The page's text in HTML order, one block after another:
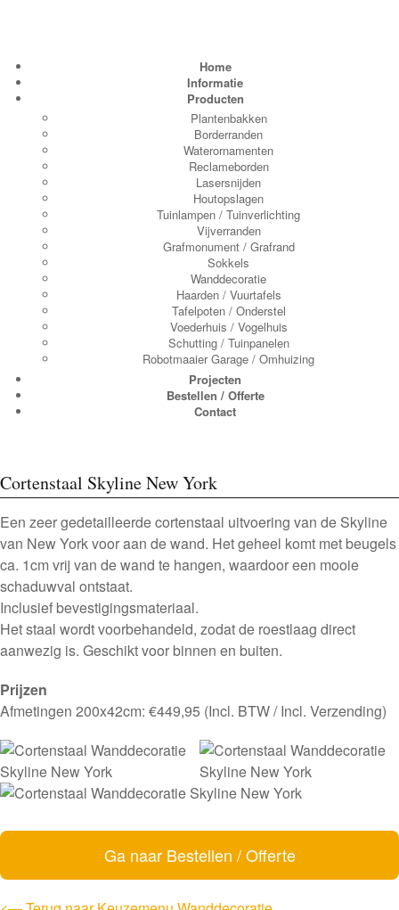
Home
Informatie
Producten
Plantenbakken
Borderranden
Waterornamenten
Reclameborden
Lasersnijden
Houtopslagen
Tuinlampen / Tuinverlichting
Vijverranden
Grafmonument / Grafrand
Sokkels
Wanddecoratie
Haarden / Vuurtafels
Tafelpoten / Onderstel
Voederhuis / Vogelhuis
Schutting / Tuinpanelen
Robotmaaier Garage / Omhuizing
Projecten
Bestellen / Offerte
Contact
Cortenstaal Skyline New York
Een zeer gedetailleerde cortenstaal uitvoering van de Skyline
van New York voor aan de wand. Het geheel komt met beugels
ca. 1cm vrij van de wand te hangen, waardoor een mooie
schaduwval ontstaat.
Inclusief bevestigingsmateriaal.
Het staal wordt voorbehandeld, zodat de roestlaag direct
aanwezig is. Geschikt voor binnen en buiten.
Prijzen
Afmetingen 200x42cm: €449,95 (Incl. BTW / Incl. Verzending)
Ga naar Bestellen / Offerte